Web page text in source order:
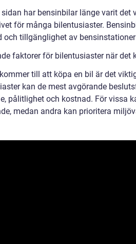
sidan har bensinbilar länge varit
för många bilentusiaster.
och tillgänglighet av
faktorer för bilentusiaster när det
till att köpa en bil är det
kan de mest avgörande
pålitlighet och kostnad. För vissa
medan andra kan prioritera